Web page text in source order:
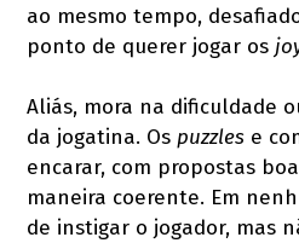
ao mesmo tempo,
ponto de querer jogar os
Aliás, mora na dificuldade
da jogatina. Os puzzles e
encarar, com propostas
maneira coerente. Em
de instigar o jogador, mas